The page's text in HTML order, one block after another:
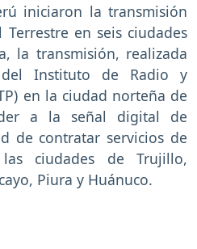
iniciaron la transmisión
en seis ciudades
la transmisión, realizada
Instituto de Radio y
en la ciudad norteña de
a la señal digital de
de contratar servicios de
ciudades de Trujillo,
Piura y Huánuco.